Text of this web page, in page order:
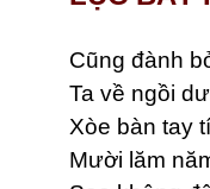
Cũng đành
Ta về ngồi
Xòe bàn tay
Mười lăm